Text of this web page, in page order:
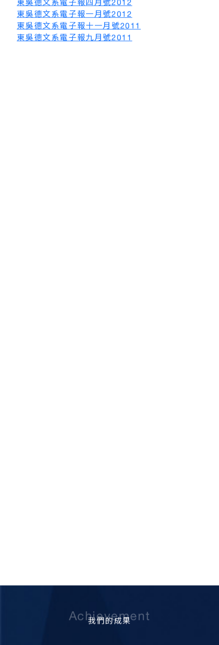
東吳德文系電子報四月號2012
東吳德文系電子報一月號2012
東吳德文系電子報十一月號2011
東吳德文系電子報九月號2011
Achievement
我們的成果